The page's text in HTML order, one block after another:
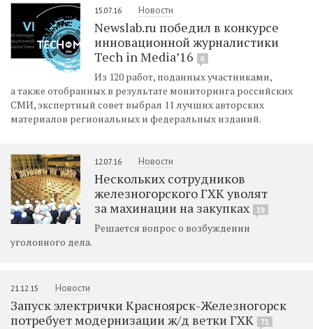
15.07.16 Новости
Newslab.ru победил в конкурсе
инновационной журналистики
Tech in Media’16
6
Из 120 работ, поданных участниками,
а также отобранных в результате мониторинга российских
СМИ, экспертный совет выбрал 11 лучших авторских
материалов региональных и федеральных изданий.
12.07.16 Новости
Нескольких сотрудников
железногорского ГХК уволят
за махинации на закупках
19
Решается вопрос о возбуждении
уголовного дела.
21.12.15 Новости
Запуск электрички Красноярск-Железногорск
потребует модернизации ж/д ветки ГХК
71